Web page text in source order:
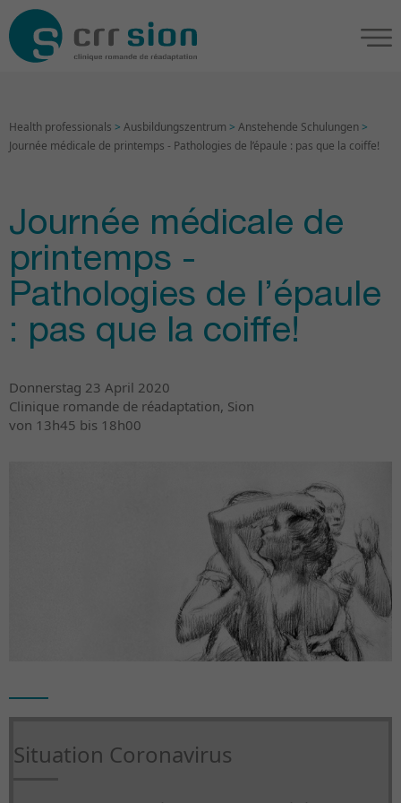
Health professionals > Ausbildungszentrum > Anstehende Schulungen>
Journée médicale de printemps - Pathologies de l’épaule : pas que la coiffe!
Journée médicale de
printemps -
Pathologies de l’épaule
: pas que la coiffe!
Donnerstag 23 April 2020
Clinique romande de réadaptation, Sion
von 13h45 bis 18h00
Situation Coronavirus